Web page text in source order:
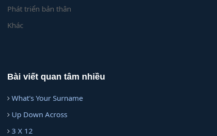
Phát triển bản thân
Khác
Bài viết quan tâm nhiều
What's Your Surname
Up Down Across
3 X 12